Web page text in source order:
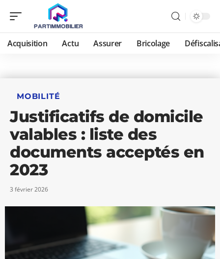
Acquisition Actu Assurer Bricolage
MOBILITÉ
Justificatifs de domicile
valables : liste des
documents acceptés en
2023
3 février 2026